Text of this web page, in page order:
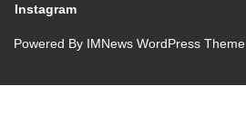
Instagram
Powered By IMNews WordPress Theme